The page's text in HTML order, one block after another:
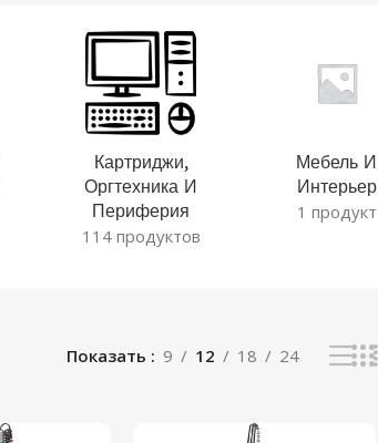
Картриджи,
Оргтехника И
Периферия
114 продуктов
Мебель И
Интерьер
1 продукт
Показать 9 12 18 24